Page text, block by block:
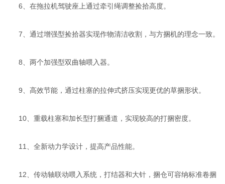
6、在拖拉机驾驶座上通过牵引绳调整捡拾高度。
7、通过增强型捡拾器实现作物清洁收割，与方捆机的理念一致。
8、两个加强型双曲轴喂入器。
9、高效节能，通过柱塞的拉伸式挤压实现更优的草捆形状。
10、重载柱塞和加长型打捆通道，实现较高的打捆密度。
11、全新动力学设计，提高产品性能。
12、传动轴联动喂入系统，打结器和大针，捆仓可容纳标准卷捆